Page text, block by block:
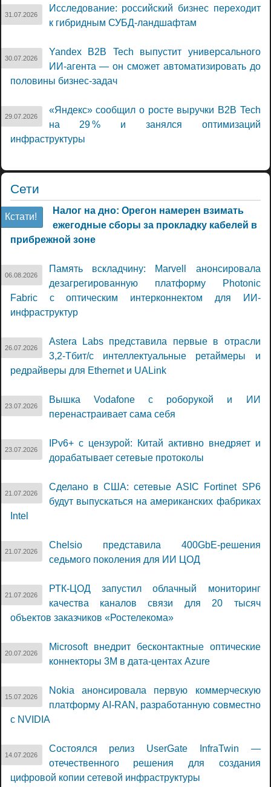
31.07.2026
Исследование: российский бизнес переходит
к гибридным СУБД-ландшафтам
30.07.2026
Yandex B2B Tech выпустит универсального
ИИ-агента — он сможет автоматизировать до
половины бизнес-задач
29.07.2026
«Яндекс» сообщил о росте выручки B2B Tech
на 29 % и занялся оптимизаций
инфраструктуры
Сети
Кстати!
Налог на дно: Орегон намерен взимать
ежегодные сборы за прокладку кабелей в
прибрежной зоне
06.08.2026
Память вскладчину: Marvell анонсировала
дезагрегированную платформу Photonic
Fabric с оптическим интерконнектом для ИИ-
инфраструктур
26.07.2026
Astera Labs представила первые в отрасли
3,2-Тбит/с интеллектуальные ретаймеры и
редрайверы для Ethernet и UALink
23.07.2026
Вышка Vodafone с роборукой и ИИ
перенастраивает сама себя
23.07.2026
IPv6+ с цензурой: Китай активно внедряет и
дорабатывает сетевые протоколы
21.07.2026
Сделано в США: сетевые ASIC Fortinet SP6
будут выпускаться на американских фабриках
Intel
21.07.2026
Chelsio представила 400GbE-решения
седьмого поколения для ИИ ЦОД
21.07.2026
РТК-ЦОД запустил облачный мониторинг
качества каналов связи для 20 тысяч
объектов заказчиков «Ростелекома»
20.07.2026
Microsoft внедрит бесконтактные оптические
коннекторы 3M в дата-центах Azure
15.07.2026
Nokia анонсировала первую коммерческую
платформу AI-RAN, разработанную совместно
с NVIDIA
14.07.2026
Состоялся релиз UserGate InfraTwin —
отечественного решения для создания
цифровой копии сетевой инфраструктуры